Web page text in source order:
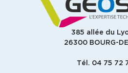
385 allée du
26300 BOURG-
Tél. 04 75 72